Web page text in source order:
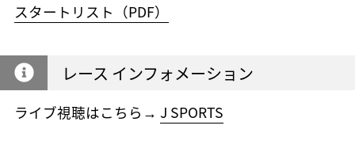
スタートリスト（PDF）
レース インフォメーション
ライブ視聴はこちら→ J SPORTS